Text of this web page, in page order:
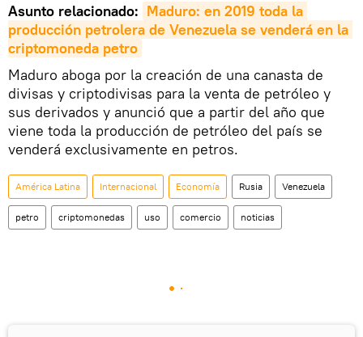
Asunto relacionado: Maduro: en 2019 toda la
producción petrolera de Venezuela se venderá en la
criptomoneda petro
Maduro aboga por la creación de una canasta de
divisas y criptodivisas para la venta de petróleo y
sus derivados y anunció que a partir del año que
viene toda la producción de petróleo del país se
venderá exclusivamente en petros.
América Latina Internacional Economía Rusia Venezuela
petro criptomonedas uso comercio noticias